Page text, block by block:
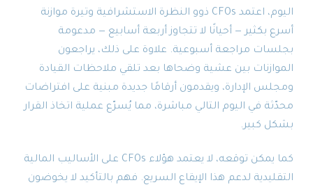
اليوم، اعتمد CFOs ذوو النظرة الاستشرافية وتيرة موازنة
أسرع بكثير — أحيانًا لا تتجاوز أربعة أسابيع — مدعومة
بجلسات مراجعة أسبوعية. علاوة على ذلك، يراجعون
الموازنات بين عشية وضحاها بعد تلقي ملاحظات القيادة
ومجلس الإدارة، ويقدمون أرقامًا جديدة مبنية على افتراضات
محدّثة في اليوم التالي مباشرة، مما يُسرّع عملية اتخاذ القرار
بشكل كبير.
كما يمكن توقعه، لا يعتمد هؤلاء CFOs على الأساليب المالية
التقليدية لدعم هذا الإيقاع السريع. فهم بالتأكيد لا يخوضون